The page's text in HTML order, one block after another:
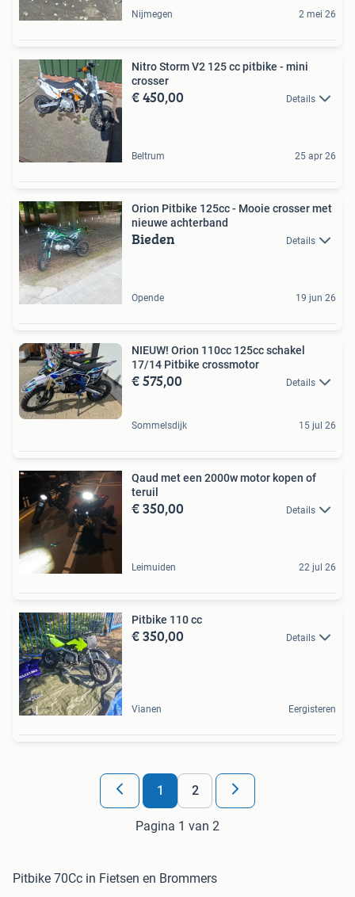
Nijmegen 2 mei 26
Nitro Storm V2 125 cc pitbike - mini
crosser
€ 450,00 Details
Beltrum 25 apr 26
Orion Pitbike 125cc - Mooie crosser met
nieuwe achterband
Bieden Details
Opende 19 jun 26
NIEUW! Orion 110cc 125cc schakel
17/14 Pitbike crossmotor
€ 575,00 Details
Sommelsdijk 15 jul 26
Qaud met een 2000w motor kopen of
teruil
€ 350,00 Details
Leimuiden 22 jul 26
Pitbike 110 cc
€ 350,00 Details
Vianen Eergisteren
1 2
Pagina 1 van 2
Pitbike 70Cc in Fietsen en Brommers